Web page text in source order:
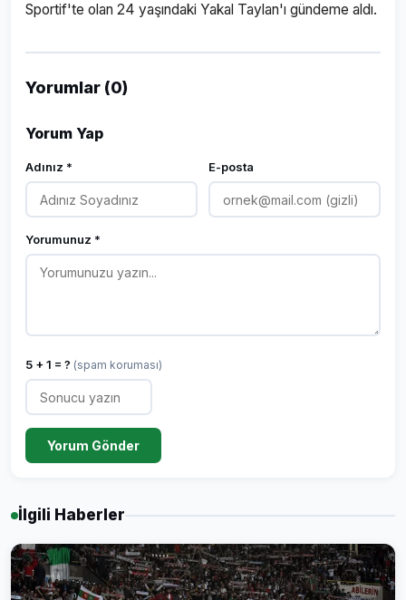
Sportif'te olan 24 yaşındaki Yakal Taylan'ı gündeme aldı.
Yorumlar (0)
Yorum Yap
Adınız * E-posta
Yorumunuz *
5 + 1 = ? (spam koruması)
Yorum Gönder
İlgili Haberler